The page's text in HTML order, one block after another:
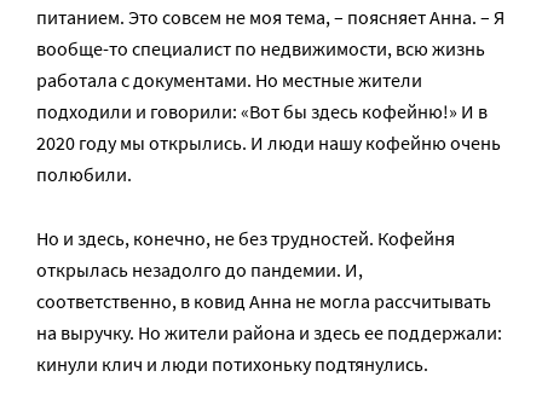
питанием. Это совсем не моя тема, – поясняет Анна. – Я
вообще-то специалист по недвижимости, всю жизнь
работала с документами. Но местные жители
подходили и говорили: «Вот бы здесь кофейню!» И в
2020 году мы открылись. И люди нашу кофейню очень
полюбили.
Но и здесь, конечно, не без трудностей. Кофейня
открылась незадолго до пандемии. И,
соответственно, в ковид Анна не могла рассчитывать
на выручку. Но жители района и здесь ее поддержали:
кинули клич и люди потихоньку подтянулись.